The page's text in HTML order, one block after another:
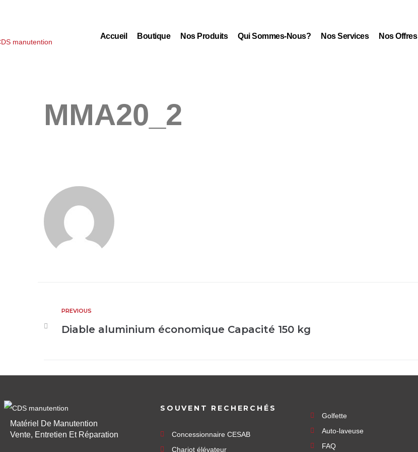
Accueil Boutique Nos Produits Qui Sommes-Nous? Nos Services Nos Offres
MMA20_2
PREVIOUS
Diable aluminium économique Capacité 150 kg
Matériel De Manutention
Vente, Entretien Et Réparation
SOUVENT RECHERCHÉS
Concessionnaire CESAB
Chariot élévateur
Golfette
Auto-laveuse
FAQ